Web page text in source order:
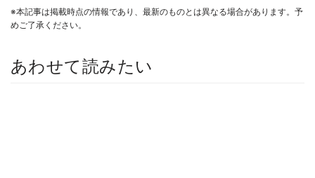
※本記事は掲載時点の情報であり、最新のものとは異なる場合があります。予
めご了承ください。
あわせて読みたい